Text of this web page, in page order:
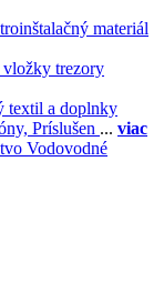
materiál
vložky trezory
textil a doplnky
Príslušen ... viac
Vodovodné